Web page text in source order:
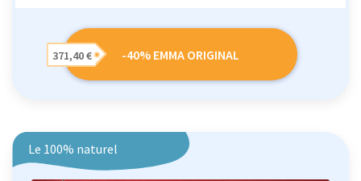
-40% EMMA ORIGINAL
371,40 €
Le 100% naturel